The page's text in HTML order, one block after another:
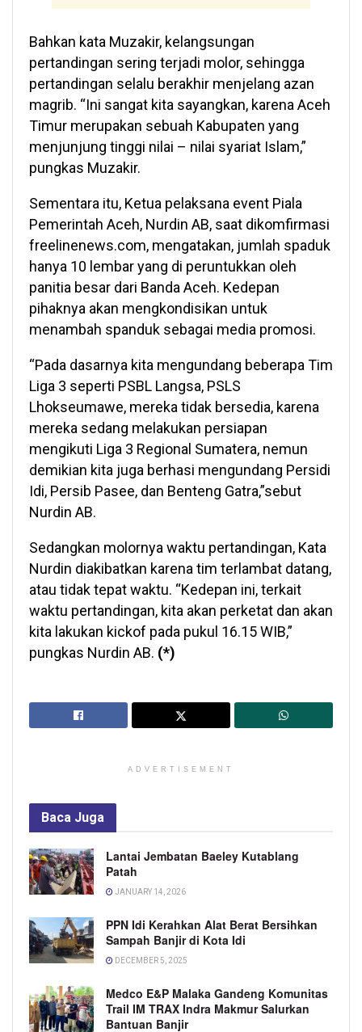
Bahkan kata Muzakir, kelangsungan
pertandingan sering terjadi molor, sehingga
pertandingan selalu berakhir menjelang azan
magrib. “Ini sangat kita sayangkan, karena Aceh
Timur merupakan sebuah Kabupaten yang
menjunjung tinggi nilai – nilai syariat Islam,”
pungkas Muzakir.
Sementara itu, Ketua pelaksana event Piala
Pemerintah Aceh, Nurdin AB, saat dikomfirmasi
freelinenews.com, mengatakan, jumlah spaduk
hanya 10 lembar yang di peruntukkan oleh
panitia besar dari Banda Aceh. Kedepan
pihaknya akan mengkondisikan untuk
menambah spanduk sebagai media promosi.
“Pada dasarnya kita mengundang beberapa Tim
Liga 3 seperti PSBL Langsa, PSLS
Lhokseumawe, mereka tidak bersedia, karena
mereka sedang melakukan persiapan
mengikuti Liga 3 Regional Sumatera, nemun
demikian kita juga berhasi mengundang Persidi
Idi, Persib Pasee, dan Benteng Gatra,”sebut
Nurdin AB.
Sedangkan molornya waktu pertandingan, Kata
Nurdin diakibatkan karena tim terlambat datang,
atau tidak tepat waktu. “Kedepan ini, terkait
waktu pertandingan, kita akan perketat dan akan
kita lakukan kickof pada pukul 16.15 WIB,”
pungkas Nurdin AB. (*)
ADVERTISEMENT
Baca Juga
Lantai Jembatan Baeley Kutablang
Patah
JANUARY 14, 2026
PPN Idi Kerahkan Alat Berat Bersihkan
Sampah Banjir di Kota Idi
DECEMBER 5, 2025
Medco E&P Malaka Gandeng Komunitas
Trail IM TRAX Indra Makmur Salurkan
Bantuan Banjir